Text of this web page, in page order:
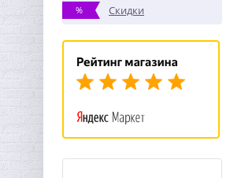
% Скидки